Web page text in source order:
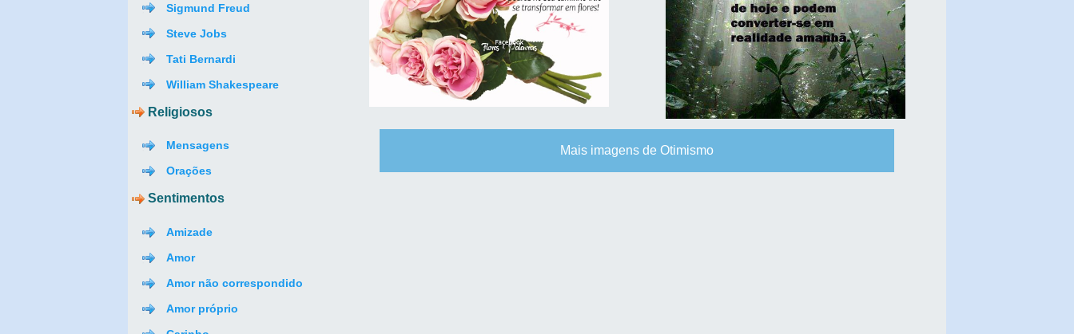
Sigmund Freud
Steve Jobs
Tati Bernardi
William Shakespeare
Religiosos
Mensagens
Orações
Sentimentos
Amizade
Amor
Amor não correspondido
Amor próprio
Mais imagens de Otimismo